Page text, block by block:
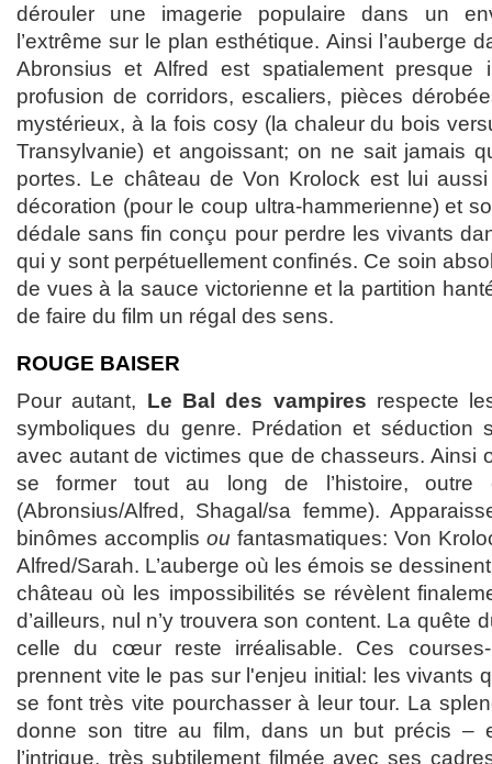
dérouler une imagerie populaire dans un
l’extrême sur le plan esthétique. Ainsi l’auberge
Abronsius et Alfred est spatialement presque
profusion de corridors, escaliers, pièces
mystérieux, à la fois cosy (la chaleur du bois
Transylvanie) et angoissant; on ne sait jamais
portes. Le château de Von Krolock est lui
décoration (pour le coup ultra-hammerienne) et
dédale sans fin conçu pour perdre les vivants
qui y sont perpétuellement confinés. Ce soin
de vues à la sauce victorienne et la partition
de faire du film un régal des sens.
ROUGE BAISER
Pour autant, Le Bal des vampires respecte
symboliques du genre. Prédation et séduction
avec autant de victimes que de chasseurs. Ainsi
se former tout au long de l’histoire, outre
(Abronsius/Alfred, Shagal/sa femme).
binômes accomplis ou fantasmatiques: Von
Alfred/Sarah. L’auberge où les émois se
château où les impossibilités se révèlent
d’ailleurs, nul n’y trouvera son content. La quête
celle du cœur reste irréalisable. Ces courses-
prennent vite le pas sur l'enjeu initial: les vivants
se font très vite pourchasser à leur tour. La
donne son titre au film, dans un but précis –
l’intrigue, très subtilement filmée avec ses